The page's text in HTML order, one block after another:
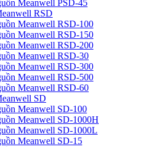
Meanwell PSD-45
RSD
Meanwell RSD-100
Meanwell RSD-150
Meanwell RSD-200
Meanwell RSD-30
Meanwell RSD-300
Meanwell RSD-500
Meanwell RSD-60
SD
Meanwell SD-100
Meanwell SD-1000H
Meanwell SD-1000L
Meanwell SD-15